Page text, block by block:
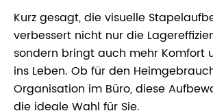
Kurz gesagt, die visuelle
verbessert nicht nur die
sondern bringt auch mehr Komfort
ins Leben. Ob für den
Organisation im Büro, diese
die ideale Wahl für Sie.